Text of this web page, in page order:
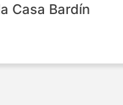
Casa Bardín